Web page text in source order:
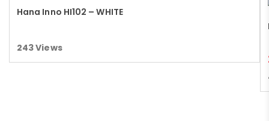
Read more
Hana Inno HI102 – WHITE
243Views